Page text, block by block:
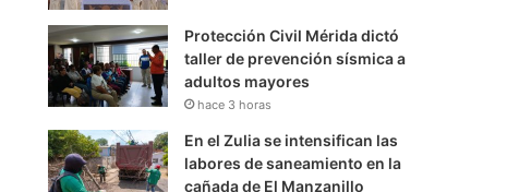
Protección Civil Mérida dictó
taller de prevención sísmica a
adultos mayores
hace 3 horas
En el Zulia se intensifican las
labores de saneamiento en la
cañada de El Manzanillo